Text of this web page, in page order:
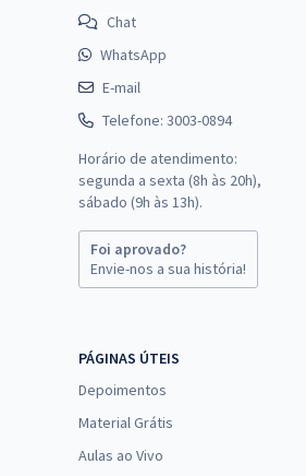
Chat
WhatsApp
E-mail
Telefone: 3003-0894
Horário de atendimento:
segunda a sexta (8h às 20h),
sábado (9h às 13h).
Foi aprovado?
Envie-nos a sua história!
PÁGINAS ÚTEIS
Depoimentos
Material Grátis
Aulas ao Vivo